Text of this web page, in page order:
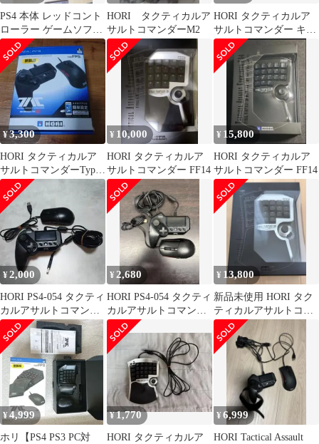
PS4 本体 レッドコント
ローラー ゲームソフト
7本セット
HORI タクティカルア
サルトコマンダーM2
HORI タクティカルア
サルトコマンダー キー
パッドタイプ K2
¥3,300
HORI タクティカルア
サルトコマンダーType
G2
¥ 10,000
HORI タクティカルア
サルトコマンダー FF14
¥ 15,800
HORI タクティカルア
サルトコマンダー FF14
¥2,000
HORI PS4-054 タクティ
カルアサルトコマンダ
ー
¥ 2,680
HORI PS4-054 タクティ
カルアサルトコマンダ
ー 送料込み
¥ 13,800
新品未使用 HORI タク
ティカルアサルトコマ
ンダー FF14
¥4,999
ホリ【PS4 PS3 PC対
¥1,770
HORI タクティカルア
¥6,999
HORI Tactical Assault